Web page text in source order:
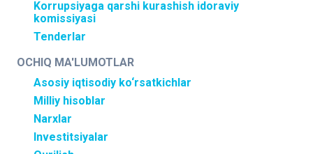
Korrupsiyaga qarshi kurashish idoraviy
komissiyasi
Tenderlar
OCHIQ MA'LUMOTLAR
Asosiy iqtisodiy ko‘rsatkichlar
Milliy hisoblar
Narxlar
Investitsiyalar